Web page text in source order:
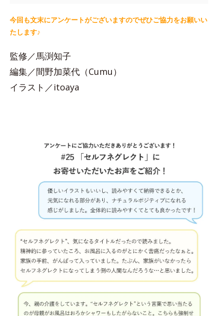
今回も文末にアンケートがございますのでぜひご協力をお願いい
たします♪
監修／馬渕知子
編集／間野加菜代（Cumu）
イラスト／itoaya